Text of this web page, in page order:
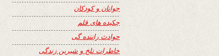
جوانان و کودکان
چکیده های قلم
حوادث راننده گی
خاطرات تلخ و شیرین زندگی